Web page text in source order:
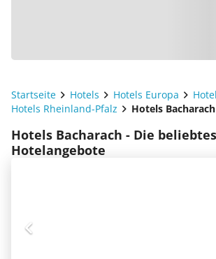
Startseite Hotels Hotels Europa
Hotels Rheinland-Pfalz
Hotels Bacharach
Hotels Bacharach - Die
Hotelangebote